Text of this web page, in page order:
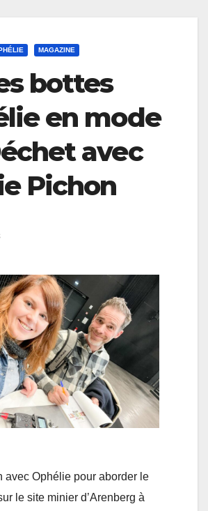
MAGAZINE
bottes
en mode
avec
Pichon
avec Ophélie pour aborder le
le site minier d’Arenberg à